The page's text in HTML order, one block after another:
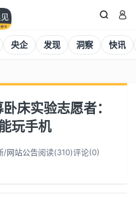
 
央企 发现 洞察 快讯
床实验志愿者：
玩手机
/网站公告阅读(310)评论(0)